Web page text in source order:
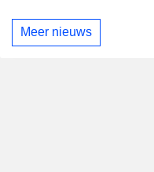
Meer nieuws